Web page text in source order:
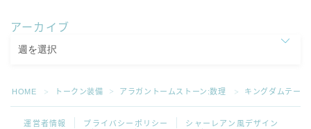
アーカイブ
HOME ＞ トークン装備 ＞ アラガントームストーン:数理 ＞ キングダムテー
運営者情報 プライバシーポリシー シャーレアン風デザイン